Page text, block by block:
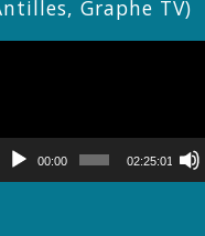
Graphe TV)
00:00 02:25:01